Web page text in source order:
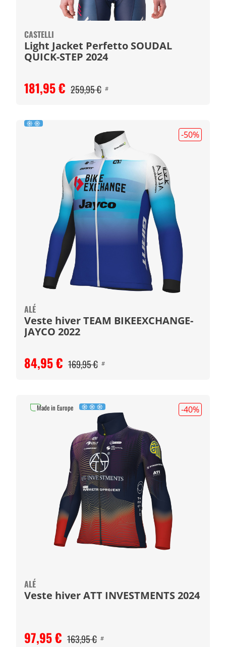
CASTELLI
Light Jacket Perfetto SOUDAL
QUICK-STEP 2024
181,95 € 259,95 € #
-50%
ALÉ
Veste hiver TEAM BIKEEXCHANGE-
JAYCO 2022
84,95 € 169,95 € #
-40%
ALÉ
Veste hiver ATT INVESTMENTS 2024
97,95 € 163,95 € #
Made in Europe